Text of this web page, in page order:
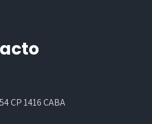
CP 1416 CABA